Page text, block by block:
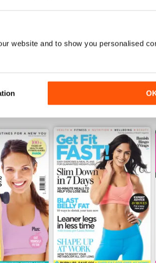
website and to show you personalised
Vista|Al carrello